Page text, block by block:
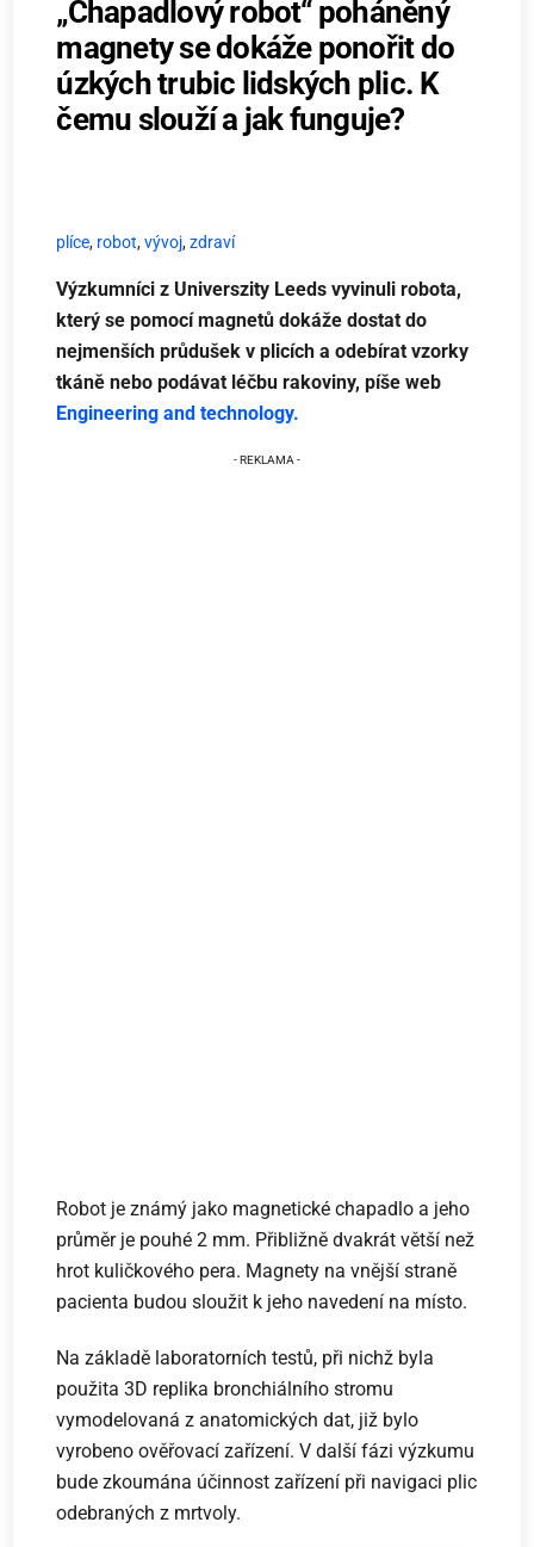
„Chapadlový robot“ poháněný
magnety se dokáže ponořit do
úzkých trubic lidských plic. K
čemu slouží a jak funguje?
plíce, robot,vývoj,zdraví
Výzkumníci z Universzity Leeds vyvinuli robota,
který se pomocí magnetů dokáže dostat do
nejmenších průdušek v plicích a odebírat vzorky
tkáně nebo podávat léčbu rakoviny, píše web
Engineering and technology.
Robot je známý jako magnetické chapadlo a jeho
průměr je pouhé 2 mm. Přibližně dvakrát větší než
hrot kuličkového pera. Magnety na vnější straně
pacienta budou sloužit k jeho navedení na místo.
Na základě laboratorních testů, při nichž byla
použita 3D replika bronchiálního stromu
vymodelovaná z anatomických dat, již bylo
vyrobeno ověřovací zařízení. V další fázi výzkumu
bude zkoumána účinnost zařízení při navigaci plic
odebraných z mrtvoly.